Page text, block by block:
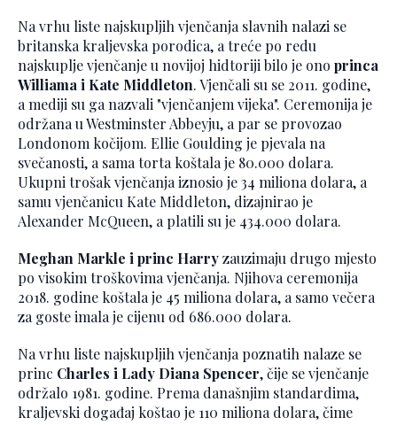
Na vrhu liste najskupljih vjenčanja slavnih nalazi se
britanska kraljevska porodica, a treće po redu
najskuplje vjenčanje u novijoj hidtoriji bilo je ono princa
Williama i Kate Middleton. Vjenčali su se 2011. godine,
a mediji su ga nazvali "vjenčanjem vijeka". Ceremonija je
održana u Westminster Abbeyju, a par se provozao
Londonom kočijom. Ellie Goulding je pjevala na
svečanosti, a sama torta koštala je 80.000 dolara.
Ukupni trošak vjenčanja iznosio je 34 miliona dolara, a
samu vjenčanicu Kate Middleton, dizajnirao je
Alexander McQueen, a platili su je 434.000 dolara.
Meghan Markle i princ Harryzauzimaju drugo mjesto
po visokim troškovima vjenčanja. Njihova ceremonija
2018. godine koštala je 45 miliona dolara, a samo večera
za goste imala je cijenu od 686.000 dolara.
Na vrhu liste najskupljih vjenčanja poznatih nalaze se
princ Charles i Lady Diana Spencer, čije se vjenčanje
održalo 1981. godine. Prema današnjim standardima,
kraljevski događaj koštao je 110 miliona dolara, čime